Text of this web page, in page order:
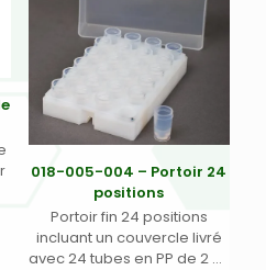
018-005-004 – Portoir 24
positions
Portoir fin 24 positions
incluant un couvercle livré
avec 24 tubes en PP de 2 ml